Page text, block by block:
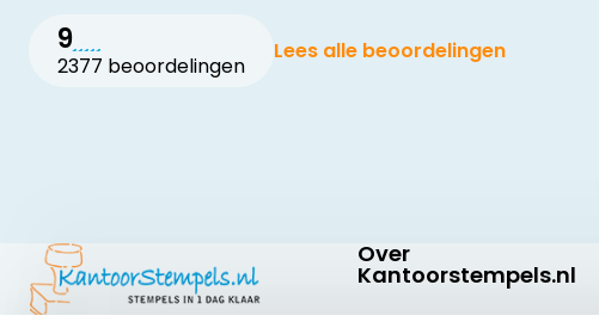
9
2377 beoordelingen
Lees alle beoordelingen
Over
Kantoorstempels.nl